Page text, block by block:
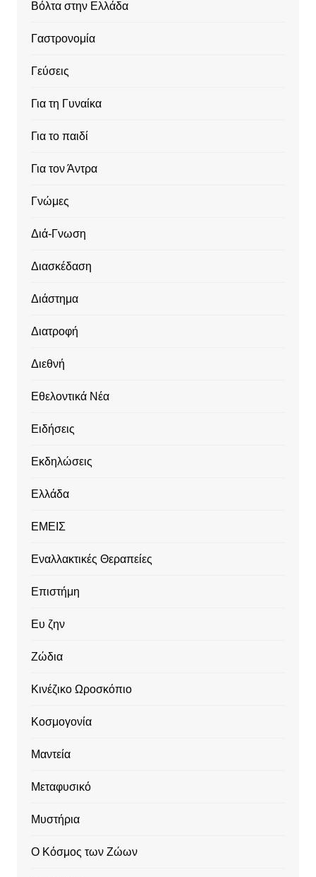
Βόλτα στην Ελλάδα
Γαστρονομία
Γεύσεις
Για τη Γυναίκα
Για το παιδί
Για τον Άντρα
Γνώμες
Διά-Γνωση
Διασκέδαση
Διάστημα
Διατροφή
Διεθνή
Εθελοντικά Νέα
Ειδήσεις
Εκδηλώσεις
Ελλάδα
ΕΜΕΙΣ
Εναλλακτικές Θεραπείες
Επιστήμη
Ευ ζην
Ζώδια
Κινέζικο Ωροσκόπιο
Κοσμογονία
Μαντεία
Μεταφυσικό
Μυστήρια
Ο Κόσμος των Ζώων